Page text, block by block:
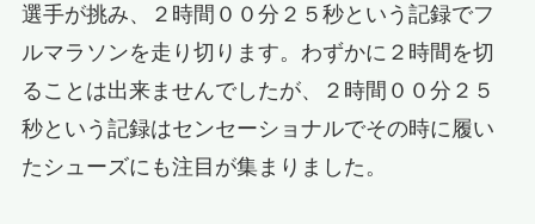
選手が挑み、２時間００分２５秒という記録でフ
ルマラソンを走り切ります。わずかに２時間を切
ることは出来ませんでしたが、２時間００分２５
秒という記録はセンセーショナルでその時に履い
たシューズにも注目が集まりました。